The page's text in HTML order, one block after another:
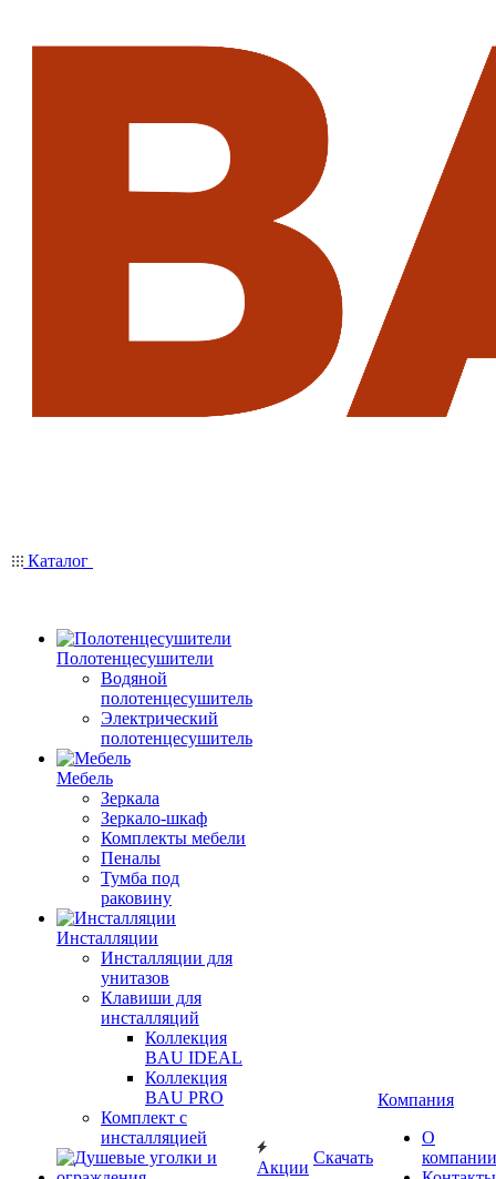
Каталог
Полотенцесушители
Водяной
полотенцесушитель
Электрический
полотенцесушитель
Мебель
Зеркала
Зеркало-шкаф
Комплекты мебели
Пеналы
Тумба под
раковину
Инсталляции
Инсталляции для
унитазов
Клавиши для
инсталляций
Коллекция
BAU IDEAL
Коллекция
BAU PRO
Комплект с
инсталляцией
Акции
Скачать
Компания
О
компании